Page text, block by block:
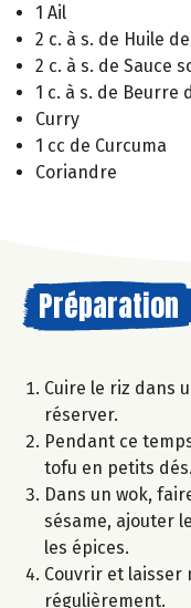
1 Ail
2 c. à s. de Huile
2 c. à s. de Sauce
1 c. à s. de Beurre
Curry
1 cc de Curcuma
Coriandre
Préparation
Cuire le riz dans
réserver.
Pendant ce
tofu en petits dés.
Dans un wok,
sésame, ajouter
les épices.
Couvrir et laisser
régulièrement.